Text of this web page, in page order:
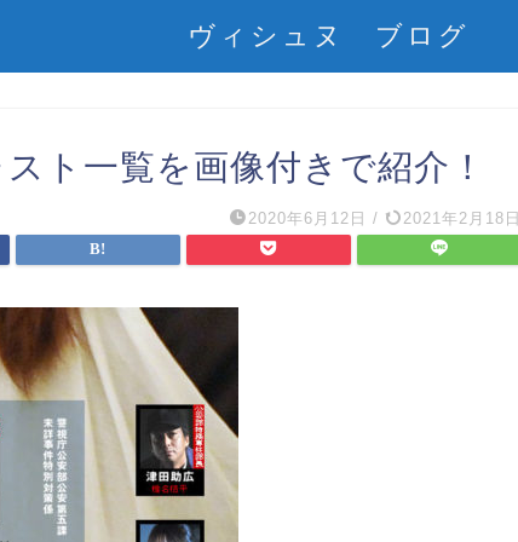
ヴィシュヌ ブログ
ト一覧を画像付きで紹介！
2020年6月12日 / 2021年2月18日